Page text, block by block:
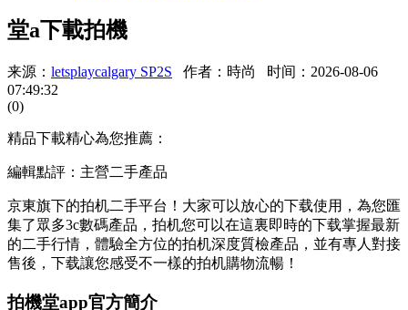
堂a下載拍機
来源： letsplaycalgary SP2S 作者：時尚
时间：2026-08-06
07:49:32
(0)
精品下載精心為您推薦：
編輯點評：主營二手產品
京東旗下的拍机二手平台！大家可以放心的下载使用，為您匯
集了眾多3c數碼產品，拍机您可以在這裏即時的下载掌握最新
的二手行情，體驗全方位的拍机深度質檢產品，並有專人對接
售後，下载讓您感受不一樣的拍机購物流暢！
拍機堂app官方簡介